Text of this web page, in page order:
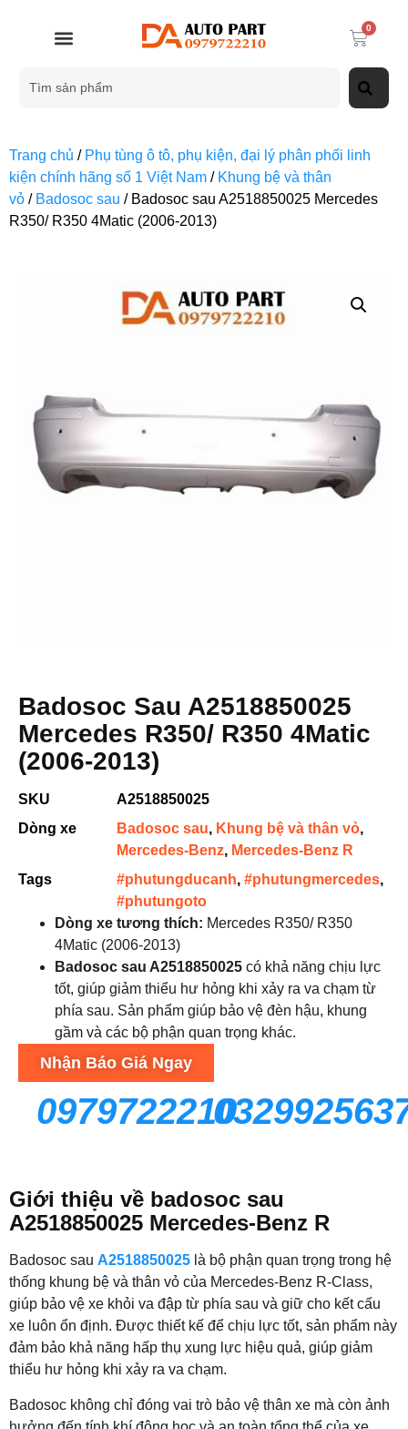
0
Trang chủ / Phụ tùng ô tô, phụ kiện, đại lý phân phối linh
kiện chính hãng số 1 Việt Nam / Khung bệ và thân
vỏ / Badosoc sau / Badosoc sau A2518850025 Mercedes
R350/ R350 4Matic (2006-2013)
Badosoc Sau A2518850025
Mercedes R350/ R350 4Matic
(2006-2013)
SKU
A2518850025
Dòng xe
Badosoc sau, Khung bệ và thân vỏ,
Mercedes-Benz, Mercedes-Benz R
Tags
#phutungducanh, #phutungmercedes,
#phutungoto
Dòng xe tương thích: Mercedes R350/ R350
4Matic (2006-2013)
Badosoc sau A2518850025 có khả năng chịu lực
tốt, giúp giảm thiểu hư hỏng khi xảy ra va chạm từ
phía sau. Sản phẩm giúp bảo vệ đèn hậu, khung
gầm và các bộ phận quan trọng khác.
Nhận Báo Giá Ngay
0979722210
Giới thiệu về badosoc sau
A2518850025 Mercedes-Benz R
Badosoc sau A2518850025 là bộ phận quan trọng trong hệ
thống khung bệ và thân vỏ của Mercedes-Benz R-Class,
giúp bảo vệ xe khỏi va đập từ phía sau và giữ cho kết cấu
xe luôn ổn định. Được thiết kế để chịu lực tốt, sản phẩm này
đảm bảo khả năng hấp thụ xung lực hiệu quả, giúp giảm
thiểu hư hỏng khi xảy ra va chạm.
Badosoc không chỉ đóng vai trò bảo vệ thân xe mà còn ảnh